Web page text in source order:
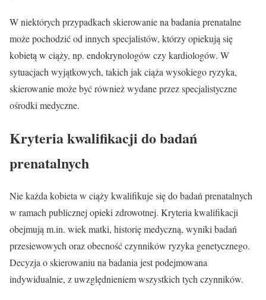
W niektórych przypadkach skierowanie na badania prenatalne
może pochodzić od innych specjalistów, którzy opiekują się
kobietą w ciąży, np. endokrynologów czy kardiologów. W
sytuacjach wyjątkowych, takich jak ciąża wysokiego ryzyka,
skierowanie może być również wydane przez specjalistyczne
ośrodki medyczne.
Kryteria kwalifikacji do badań
prenatalnych
Nie każda kobieta w ciąży kwalifikuje się do badań prenatalnych
w ramach publicznej opieki zdrowotnej. Kryteria kwalifikacji
obejmują m.in. wiek matki, historię medyczną, wyniki badań
przesiewowych oraz obecność czynników ryzyka genetycznego.
Decyzja o skierowaniu na badania jest podejmowana
indywidualnie, z uwzględnieniem wszystkich tych czynników.